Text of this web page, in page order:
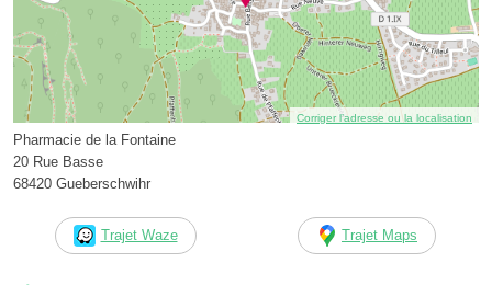
Corriger l’adresse ou la localisation
Pharmacie de la Fontaine
20 Rue Basse
68420 Gueberschwihr
Trajet Waze Trajet Maps